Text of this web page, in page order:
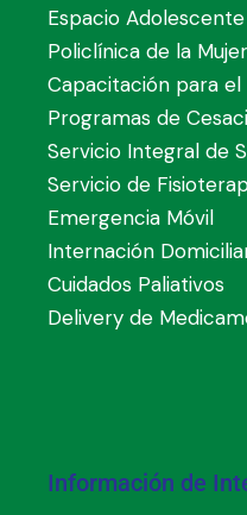
Espacio Adolescente
Policlínica de la Mujer
Capacitación para
Programas de
Servicio Integral de
Servicio de
Emergencia Móvil
Internación
Cuidados Paliativos
Delivery de
Información de